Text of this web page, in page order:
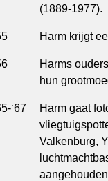
(1889-1977).
Harm krijgt
Harms
hun
‘67
Harm gaat
Valkenburg,